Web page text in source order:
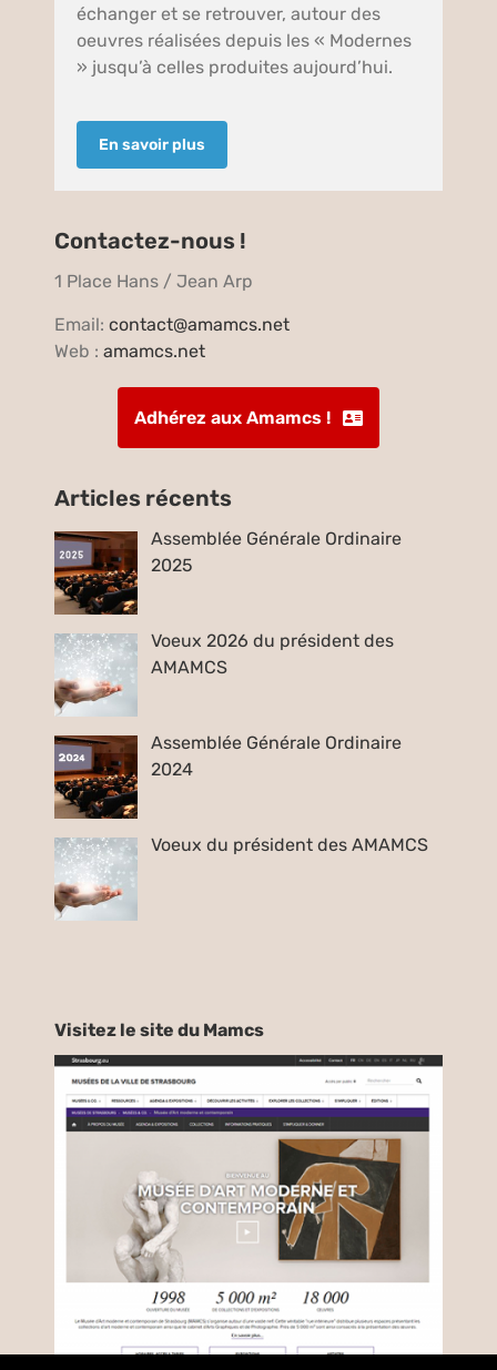
échanger et se retrouver, autour des
oeuvres réalisées depuis les « Modernes
» jusqu’à celles produites aujourd’hui.
En savoir plus
Contactez-nous !
1 Place Hans / Jean Arp
Email:contact@amamcs.net
Web :amamcs.net
Adhérez aux Amamcs !
Articles récents
Assemblée Générale Ordinaire
2025
Voeux 2026 du président des
AMAMCS
Assemblée Générale Ordinaire
2024
Voeux du président des AMAMCS
Visitez le site du Mamcs